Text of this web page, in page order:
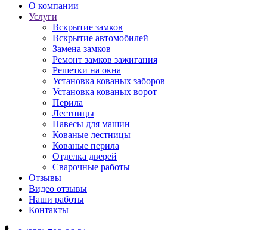
О компании
Услуги
Вскрытие замков
Вскрытие автомобилей
Замена замков
Ремонт замков зажигания
Решетки на окна
Установка кованых заборов
Установка кованых ворот
Перила
Лестницы
Навесы для машин
Кованые лестницы
Кованые перила
Отделка дверей
Сварочные работы
Отзывы
Видео отзывы
Наши работы
Контакты